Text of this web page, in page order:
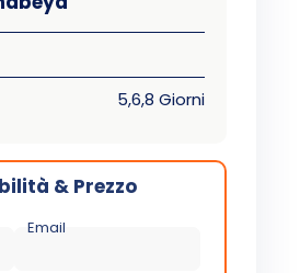
5,6,8 Giorni
& Prezzo
Email